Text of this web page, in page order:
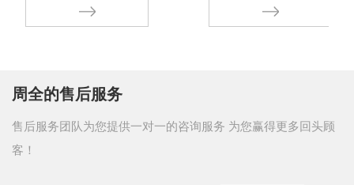
周全的售后服务
售后服务团队为您提供一对一的咨询服务 为您赢得更多回头顾
客！